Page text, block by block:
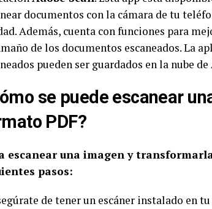
documentos con la cámara de tu
Además, cuenta con funciones para
de los documentos escaneados. La
pueden ser guardados en la nube
se puede escanear
PDF?
escanear una imagen y
pasos:
de tener un escáner instalado en